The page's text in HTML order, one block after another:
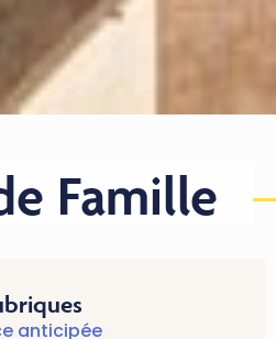
Famille
anticipée